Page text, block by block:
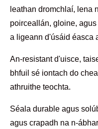
leathan dromchlaí, lena
poirceallán, gloine,
a ligeann d'úsáid éasca
An-resistant d'uisce,
bhfuil sé iontach do
athruithe teochta.
Séala durable agus
agus crapadh na n-